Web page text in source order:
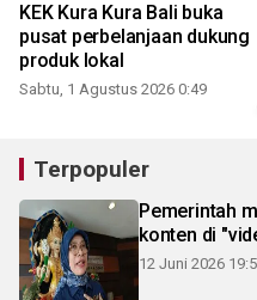
KEK Kura Kura Bali buka
pusat perbelanjaan dukung
produk lokal
Sabtu, 1 Agustus 2026 0:49
Terpopuler
Pemerintah
konten di
12 Juni 2026